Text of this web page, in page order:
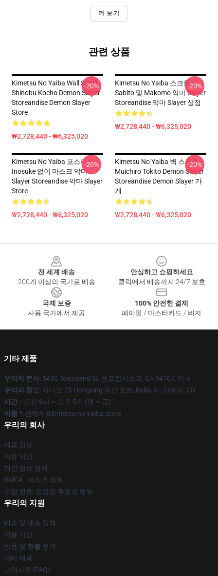
더 보기
관련 상품
Kimetsu No Yaiba Wall Scroll
Shinobu Kocho Demon Slayer
Storeandise Demon Slayer
Store
₩2,728,440 - ₩6,325,020
-20%
Kimetsu No Yaiba 스크롤
Sabito 및 Makomo 악마 Slayer
Storeandise 악마 Slayer 상점
₩2,728,440 - ₩6,325,020
-20%
Kimetsu No Yaiba 포스터 -
Inosuke 없이 마스크 악마
Slayer Storeandise 악마 Slayer
Store
₩2,728,440 - ₩6,325,020
-20%
Kimetsu No Yaiba 벽 스크롤
Muichiro Tokito Demon Slayer
Storeandise Demon Slayer 가
게
₩2,728,440 - ₩6,325,020
-20%
전 세계 배송
200개 이상의 국가로 배송
안심하고 쇼핑하세요
클릭에서 배송까지 24/7 보호
국제 보증
사용 국가에서 제공
100% 안전한 결제
페이팔 / 마스터카드 / 비자
기타 제품
우리의 본사: 5450 Townsend St, 샌프란시스코, CA 94107, 미국
우리의 창고: 아니오 25 Hongxing 중간 도로, Beiliu 시, 산동성, CN
시간 :: 오전 9시 ~ 오후 5시 (월 ~ 금)
이름 *: 연락처@kimetsu-no-yaiba.store
우리의 회사
제품 정보
이용 약관
개인 정보 정책
DMCA - 저작권 정책
모델 번호: 공급망 투명성 행위
우리의 지원
배송 및 배송 정책
지불 기간
반품 및 환불 정책
기타 제품
고객지원 (FAQ)